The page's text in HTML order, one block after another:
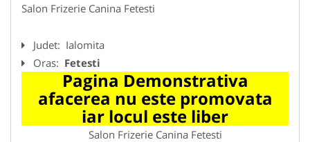
Salon Frizerie Canina Fetesti
Judet: Ialomita
Oras: Fetesti
Pagina Demonstrativa
afacerea nu este promovata
iar locul este liber
Salon Frizerie Canina Fetesti